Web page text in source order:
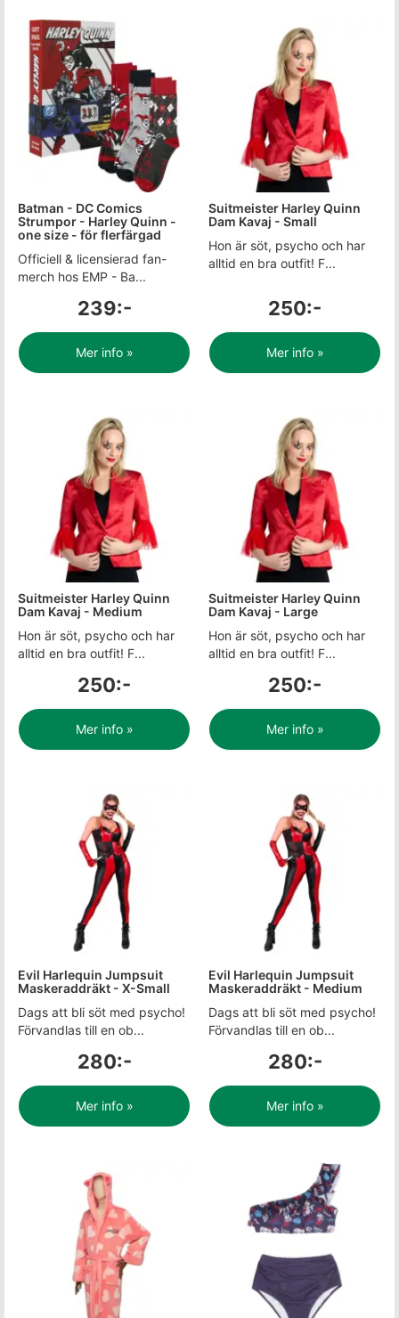
Batman - DC Comics
Strumpor - Harley Quinn -
one size - för flerfärgad
Officiell & licensierad fan-
merch hos EMP - Ba...
239:-
Mer info »
Suitmeister Harley Quinn
Dam Kavaj - Small
Hon är söt, psycho och har
alltid en bra outfit! F...
250:-
Mer info »
Suitmeister Harley Quinn
Dam Kavaj - Medium
Hon är söt, psycho och har
alltid en bra outfit! F...
250:-
Mer info »
Suitmeister Harley Quinn
Dam Kavaj - Large
Hon är söt, psycho och har
alltid en bra outfit! F...
250:-
Mer info »
Evil Harlequin Jumpsuit
Maskeraddräkt - X-Small
Dags att bli söt med psycho!
Förvandlas till en ob...
280:-
Mer info »
Evil Harlequin Jumpsuit
Maskeraddräkt - Medium
Dags att bli söt med psycho!
Förvandlas till en ob...
280:-
Mer info »